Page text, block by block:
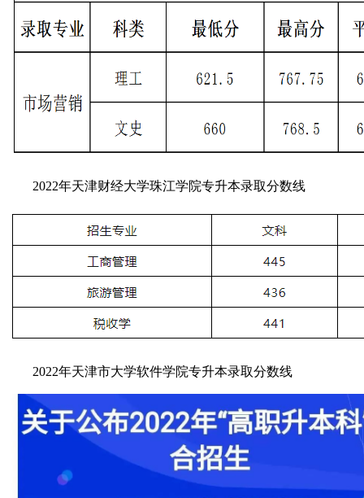
2022年天津财经大学珠江学院专升本录取分数线
2022年天津市大学软件学院专升本录取分数线